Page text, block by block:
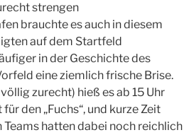
strengen
brauchte es auch in diesem
auf dem Startfeld
in der Geschichte des
eine ziemlich frische Brise.
zurecht) hieß es ab 15 Uhr
den „Fuchs“, und kurze Zeit
hatten dabei noch reichlich